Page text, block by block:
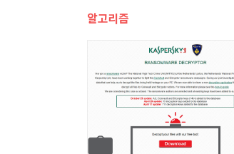
알고리즘